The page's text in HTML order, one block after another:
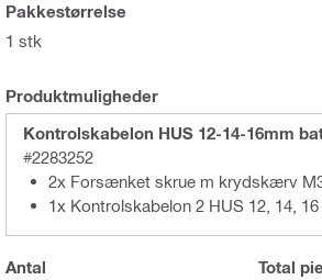
Pakkestørrelse
1 stk
Produktmuligheder
Kontrolskabelon HUS 12-14-16mm
#2283252
2x Forsænket skrue m krydskærv
1x Kontrolskabelon 2 HUS 12, 14,
Antal Total